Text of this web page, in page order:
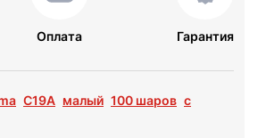
Оплата Гарантия
C19A малый 100 шаров с